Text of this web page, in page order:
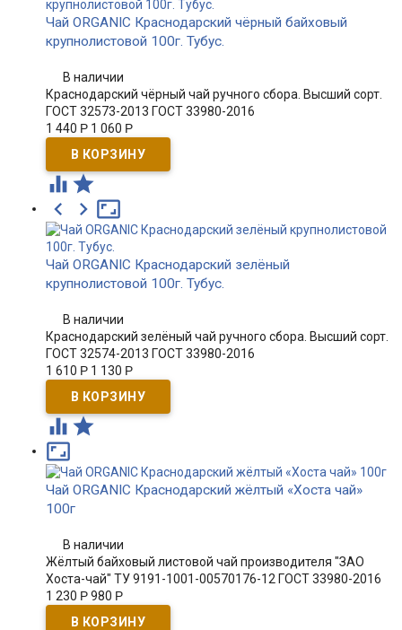
Чай ORGANIC Краснодарский чёрный байховый
крупнолистовой 100г. Тубус.
В наличии
Краснодарский чёрный чай ручного сбора. Высший сорт.
ГОСТ 32573-2013 ГОСТ 33980-2016
1 440 Р 1 060 Р
 

 
Чай ORGANIC Краснодарский зелёный
крупнолистовой 100г. Тубус.
В наличии
Краснодарский зелёный чай ручного сбора. Высший сорт.
ГОСТ 32574-2013 ГОСТ 33980-2016
1 610 Р 1 130 Р
 

Чай ORGANIC Краснодарский жёлтый «Хоста чай»
100г
В наличии
Жёлтый байховый листовой чай производителя "ЗАО
Хоста-чай" ТУ 9191-1001-00570176-12 ГОСТ 33980-2016
1 230 Р 980 Р